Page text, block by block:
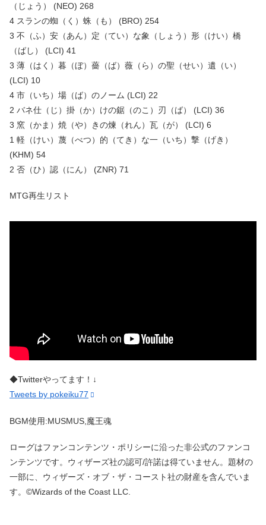
（じょう） (NEO) 268
4 スランの蜘（く）蛛（も） (BRO) 254
3 不（ふ）安（あん）定（てい）な象（しょう）形（けい）橋
（ばし） (LCI) 41
3 薄（はく）暮（ぼ）薔（ば）薇（ら）の聖（せい）遺（い）
(LCI) 10
4 市（いち）場（ば）のノーム (LCI) 22
2 バネ仕（じ）掛（か）けの鋸（のこ）刃（ば） (LCI) 36
3 窯（かま）焼（や）きの煉（れん）瓦（が） (LCI) 6
1 軽（けい）蔑（べつ）的（てき）な一（いち）撃（げき）
(KHM) 54
2 否（ひ）認（にん） (ZNR) 71
MTG再生リスト
◆Twitterやってます！↓
Tweets by pokeiku77
BGM使用:MUSMUS,魔王魂
ローグはファンコンテンツ・ポリシーに沿った非公式のファンコ
ンテンツです。ウィザーズ社の認可/許諾は得ていません。題材の
一部に、ウィザーズ・オブ・ザ・コースト社の財産を含んでいま
す。©Wizards of the Coast LLC.